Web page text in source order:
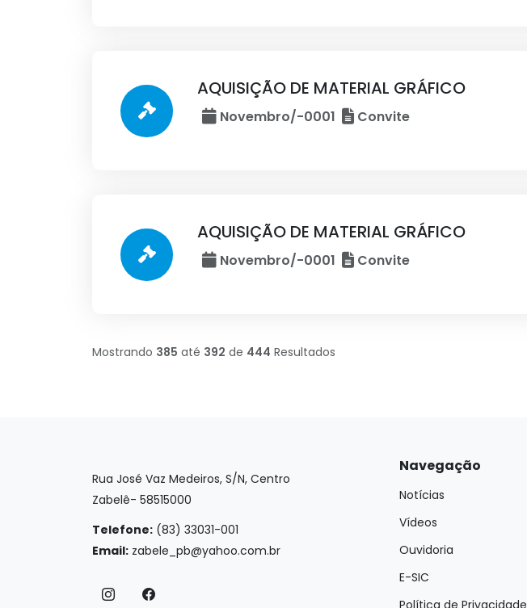
AQUISIÇÃO DE MATERIAL GRÁFICO
Novembro/-0001 Convite
AQUISIÇÃO DE MATERIAL GRÁFICO
Novembro/-0001 Convite
Mostrando 385 até 392 de 444 Resultados
Rua José Vaz Medeiros, S/N, Centro
Zabelê- 58515000
Telefone: (83) 33031-001
Email: zabele_pb@yahoo.com.br
Navegação
Notícias
Vídeos
Ouvidoria
E-SIC
Política de Privacidade